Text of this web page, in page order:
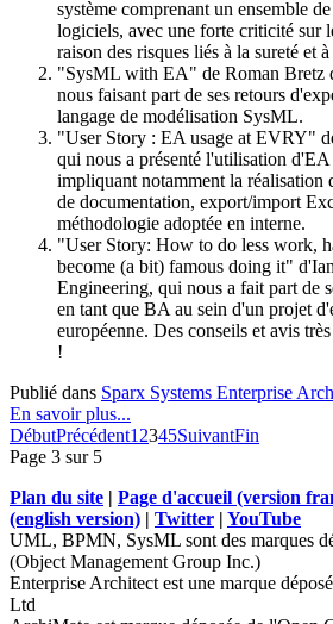
système comprenant un ensemble
logiciels, avec une forte criticité sur
raison des risques liés à la sureté et
"SysML with EA" de Roman Bretz
nous faisant part de ses retours
langage de modélisation SysML.
"User Story : EA usage at EVRY"
qui nous a présenté l'utilisation
impliquant notamment la
de documentation, export/import
méthodologie adoptée en interne.
"User Story: How to do less work,
become (a bit) famous doing it"
Engineering, qui nous a fait part de
en tant que BA au sein d'un projet
européenne. Des conseils et avis
!
Publié dans Sparx Systems Enterprise
En savoir plus...
DébutPrécédent1 2345SuivantFin
Page 3 sur 5
Plan du site | Page d'accueil (version
(english version) | Twitter | YouTube
UML, BPMN, SysML sont des marques
(Object Management Group Inc.)
Enterprise Architect est une marque
Ltd